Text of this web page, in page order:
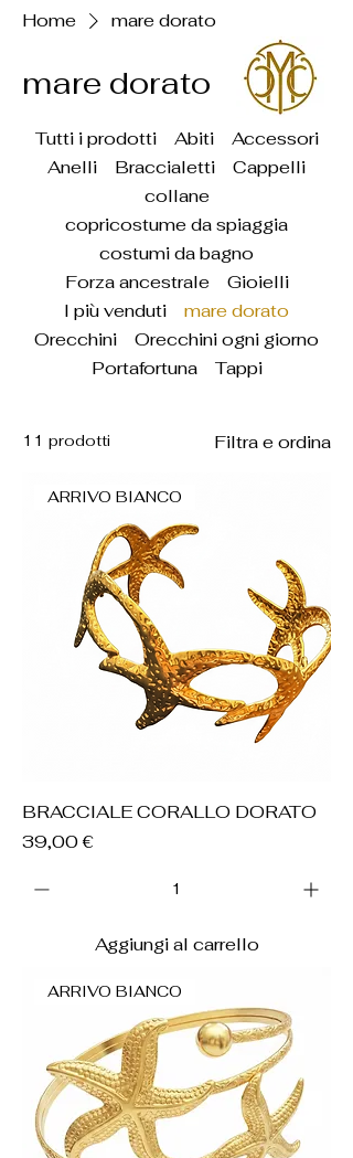
Home mare dorato
mare dorato
Tutti i prodotti Abiti
Accessori
Anelli
Braccialetti
Cappelli
collane
copricostume da spiaggia
costumi da bagno
Forza ancestrale
Gioielli
I più venduti
mare dorato
Orecchini
Orecchini ogni giorno
Portafortuna
Tappi
11 prodotti Filtra e ordina
ARRIVO BIANCO
BRACCIALE CORALLO DORATO
Prezzo
39,00 €
Aggiungi al carrello
ARRIVO BIANCO